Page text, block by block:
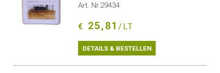
Art. Nr.29434
€ 25,81/LT
DETAILS & BESTELLEN